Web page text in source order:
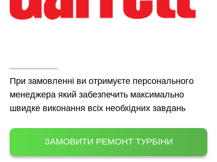
При замовленні ви отримуєте персонального
менеджера який забезпечить максимально
швидке виконання всіх необхідних завдань
ЗАМОВИТИ РЕМОНТ ТУРБІНИ